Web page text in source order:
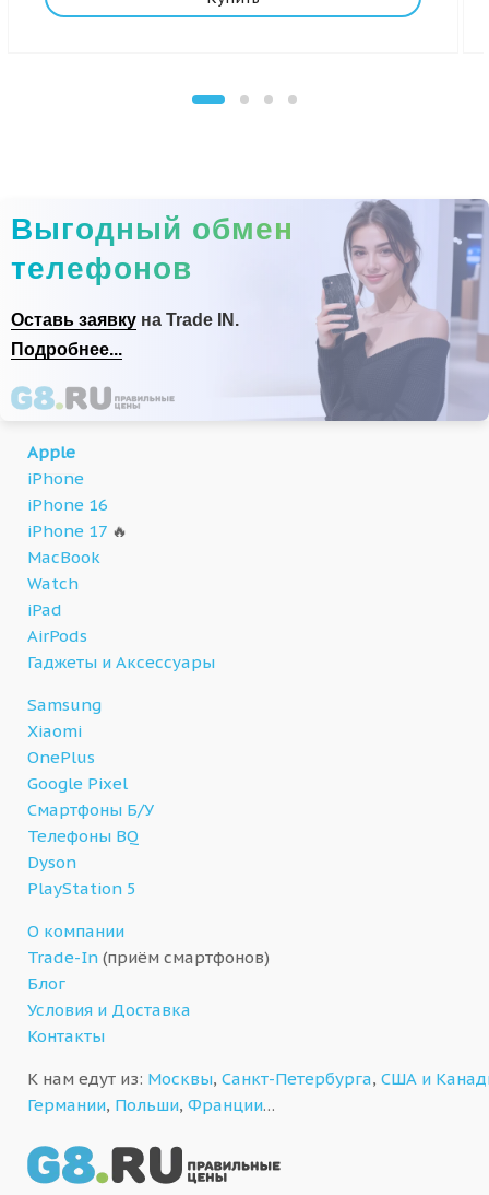
Выгодный обмен
телефонов
Оставь заявку на Trade IN.
Подробнее...
Apple
iPhone
iPhone 16
iPhone 17 🔥
MacBook
Watch
iPad
AirPods
Гаджеты и Аксессуары
Samsung
Xiaomi
OnePlus
Google Pixel
Смартфоны Б/У
Телефоны BQ
Dyson
PlayStation 5
О компании
Trade-In (приём смартфонов)
Блог
Условия и Доставка
Контакты
К нам едут из: Москвы, Санкт-Петербурга, США и
Германии, Польши, Франции…